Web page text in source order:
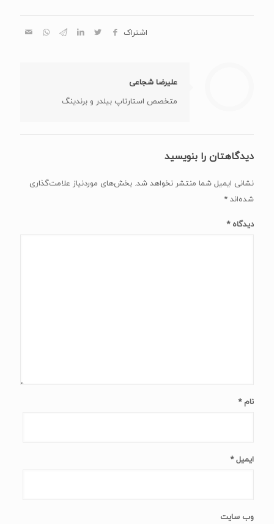
اشتراک
علیرضا شجاعی
متخصص استارتاپ بیلدر و برندینگ
دیدگاهتان را بنویسید
نشانی ایمیل شما منتشر نخواهد شد. بخش‌های موردنیاز علامت‌گذاری
شده‌اند *
دیدگاه*
نام*
ایمیل*
وب‌ سایت